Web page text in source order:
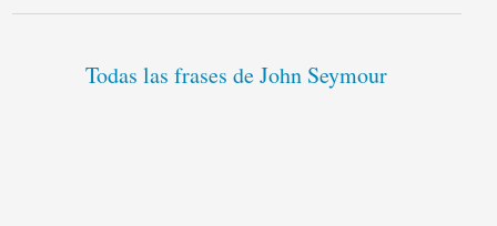
Todas las frases de John Seymour